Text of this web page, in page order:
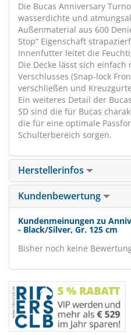
Die Bucas Anniversary
wasserdichte und
Außenmaterial aus 600
Stop“ Eigenschaft
Innenfutter leitet die
Die Decke lässt sich
Verschlusses (Snap-lock
verschließen und
Ein weiteres Detail der
SD sind die für Bucas
die für eine optimale
Schulterbereich sorgen.
Herstellerinfos
Kundenbewertung
Kundenmeinungen zu
- Black/Silver, Gr. 125 cm
Bisher noch keine